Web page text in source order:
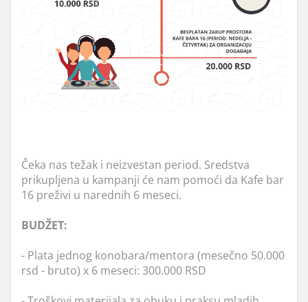
Čeka nas težak i neizvestan period. Sredstva
prikupljena u kampanji će nam pomoći da Kafe bar
16 preživi u narednih 6 meseci.
BUDŽET:
- Plata jednog konobara/mentora (mesečno 50.000
rsd - bruto) x 6 meseci: 300.000 RSD